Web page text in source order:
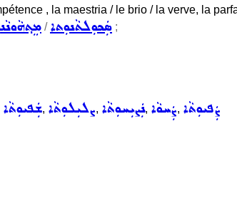
, la maestria / le brio / la verve, la
/ܣܲܟܘܼܠܬܵܢܘܼܬܐ ;
ܫܲܦܝܘܼܬܵܐ, ܨܠܝܼܠܘܼܬܵܐ, ܢܲܨܝܼܚܘܼܬܵܐ, ܨܲܚܘܵܐ, ܨܲܦܝܘܼܬܵܐ